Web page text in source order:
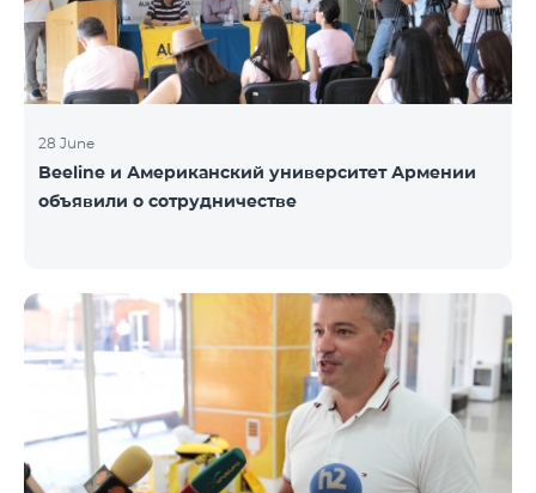
темах и познакомиться с ведущими
специалистами разных сфер, с
28 June
Beeline и Американский университет Армении
объявили о сотрудничестве